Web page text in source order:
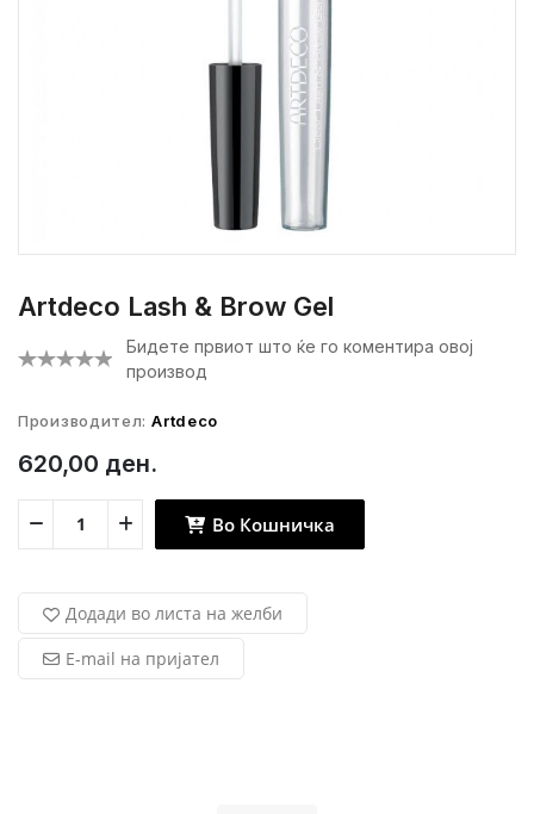
Artdeco Lash & Brow Gel
Бидете првиот што ќе го коментира овој
производ
Производител: Artdeco
620,00 ден.
Во Кошничка
Додади во листа на желби
E-mail на пријател